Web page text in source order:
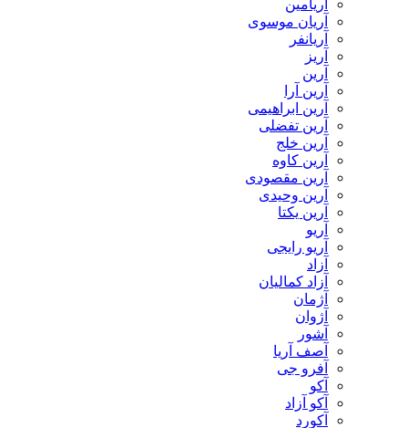
آریامین
آریان موسوی
آریانفر
آریز
آرین
آرین آرا
آرین ابراهیمی
آرین تفضلی
آرین خلج
آرین کاوه
آرین مقصودی
آرین وحیدی
آرین یکتا
آریو
آریو رایجی
آزاد
آزاد کمالیان
آژمان
آژوان
آشور
آصف آریا
آفرو جی
آکو
آکو آزاد
آکورد